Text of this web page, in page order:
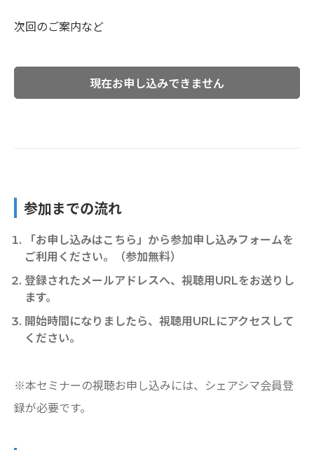
次回のご案内など
現在お申し込みできません
参加までの流れ
「お申し込みはこちら」から参加申し込みフォームを
ご利⽤ください。（参加無料）
登録されたメールアドレスへ、視聴用URLをお送りし
ます。
開始時間になりましたら、視聴用URLにアクセスして
ください。
※本セミナーの視聴お申し込みには、シェアシマ会員登
録が必要です。